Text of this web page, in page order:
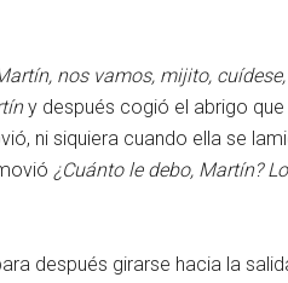
nos vamos, mijito,
y después cogió el abrigo
ni siquiera cuando ella se
¿Cuánto le debo, Martín?
después girarse hacia la